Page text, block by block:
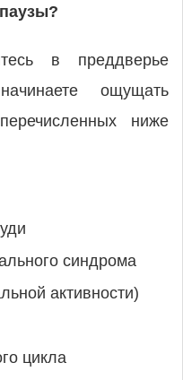
в преддверье
ощущать
ниже
синдрома
активности)
цикла